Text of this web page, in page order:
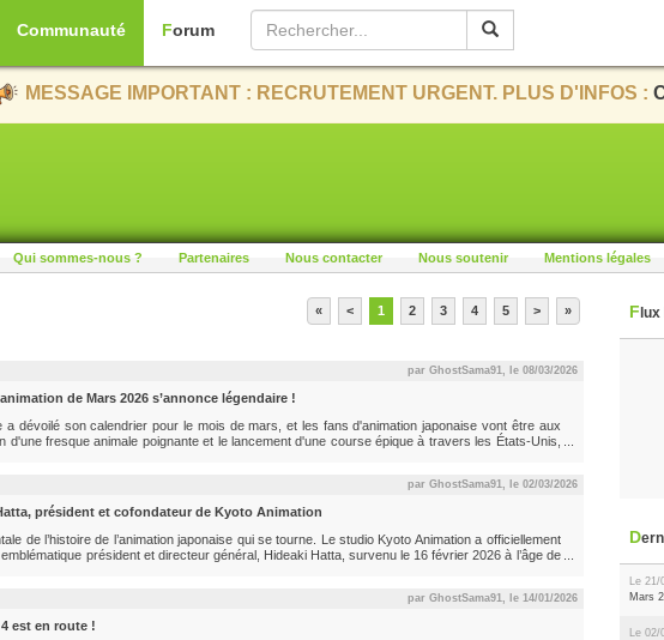
Communauté Forum
MESSAGE IMPORTANT : RECRUTEMENT URGENT. PLUS D'INFOS :
Qui sommes-nous ? Partenaires Nous contacter Nous soutenir Mentions légales
« < 1 2 3 4 5 > »
par GhostSama91, le 08/03/2026
de Mars 2026 s’annonce légendaire !
a dévoilé son calendrier pour le mois de mars, et les fans d'animation japonaise vont être aux
d'une fresque animale poignante et le lancement d'une course épique à travers les États-Unis,
par GhostSama91, le 02/03/2026
président et cofondateur de Kyoto Animation
de l’histoire de l’animation japonaise qui se tourne. Le studio Kyoto Animation a officiellement
président et directeur général, Hideaki Hatta, survenu le 16 février 2026 à l’âge de
par GhostSama91, le 14/01/2026
est en route !
Le 21/
Mars
Le